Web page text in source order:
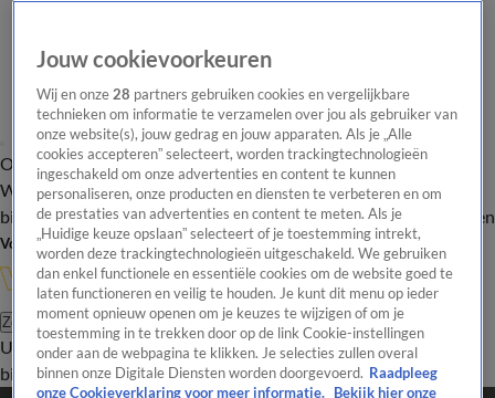
Overzicht Onze programma's Uitzendingen Onze gezichten
In de
WandelgangenInterviewsUitzending
bijwonenPodcastShopVeelgestelde vragenKijkersvraag insturen
Volg Vandaag Inside
Zoeken
UitzendingenVandaag InsideDe OranjezomerShopUitzending
bijwonen
Jouw cookievoorkeuren
Wij en onze28 partners gebruiken cookies en vergelijkbare
technieken om informatie te verzamelen over jou als gebruiker van
onze website(s), jouw gedrag en jouw apparaten. Als je „Alle
cookies accepteren” selecteert, worden trackingtechnologieën
ingeschakeld om onze advertenties en content te kunnen
personaliseren, onze producten en diensten te verbeteren en om
de prestaties van advertenties en content te meten. Als je
„Huidige keuze opslaan” selecteert of je toestemming intrekt,
worden deze trackingtechnologieën uitgeschakeld. We gebruiken
dan enkel functionele en essentiële cookies om de website goed te
laten functioneren en veilig te houden. Je kunt dit menu op ieder
moment opnieuw openen om je keuzes te wijzigen of om je
toestemming in te trekken door op de link Cookie-instellingen
onder aan de webpagina te klikken. Je selecties zullen overal
binnen onze Digitale Diensten worden doorgevoerd. Raadpleeg
onze Cookieverklaring voor meer informatie.
Bekijk hier onze